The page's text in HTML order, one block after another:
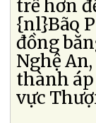
trễ hơn
{nl}Bão
đồng
Nghệ
thành
vực